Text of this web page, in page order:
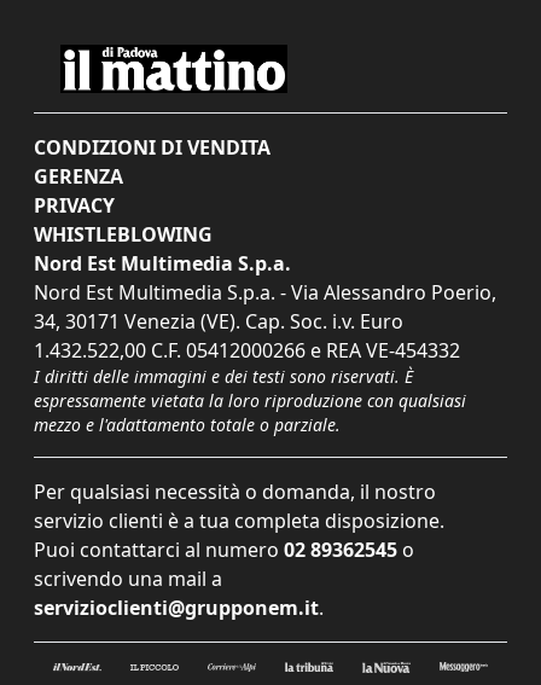
CONDIZIONI DI VENDITA
GERENZA
PRIVACY
WHISTLEBLOWING
Nord Est Multimedia S.p.a.
Nord Est Multimedia S.p.a. - Via Alessandro Poerio,
34, 30171 Venezia (VE). Cap. Soc. i.v. Euro
1.432.522,00 C.F. 05412000266 e REA VE-454332
I diritti delle immagini e dei testi sono riservati. È
espressamente vietata la loro riproduzione con qualsiasi
mezzo e l'adattamento totale o parziale.
Per qualsiasi necessità o domanda, il nostro
servizio clienti è a tua completa disposizione.
Puoi contattarci al numero 02 89362545 o
scrivendo una mail a
servizioclienti@grupponem.it.